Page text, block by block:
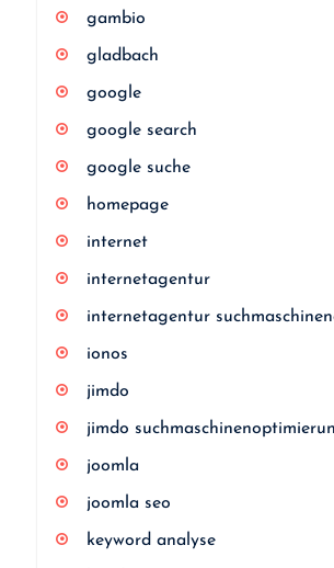
gambio
gladbach
google
google search
google suche
homepage
internet
internetagentur
internetagentur
ionos
jimdo
jimdo
joomla
joomla seo
keyword analyse